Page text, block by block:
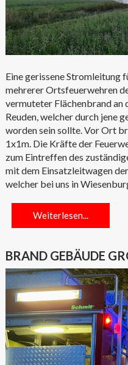
Eine gerissene Stromleitung
mehrerer Ortsfeuerwehren
vermuteter Flächenbrand an
Reuden, welcher durch jene
worden sein sollte. Vor Ort
1x1m. Die Kräfte der
zum Eintreffen des
mit dem Einsatzleitwagen
welcher bei uns in
Weiterlesen...
BRAND GEBÄUDE